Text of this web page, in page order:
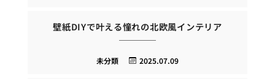
壁紙DIYで叶える憧れの北欧風インテリア
2025.07.09
未分類